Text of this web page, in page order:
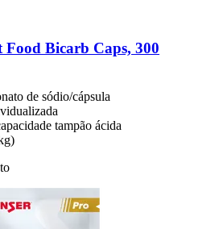
Food Bicarb Caps, 300
de sódio/cápsula
tampão ácida